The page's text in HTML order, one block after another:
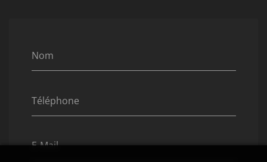
Nom
Téléphone
E-Mail